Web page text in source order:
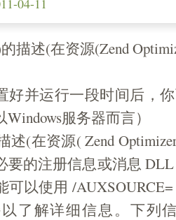
04-11
描述(在资源(Zend
好并运行一段时间后，
服务器而言）
述(在资源( Zend
要的注册信息或消息
可以使用 /
了解详细信息。下列